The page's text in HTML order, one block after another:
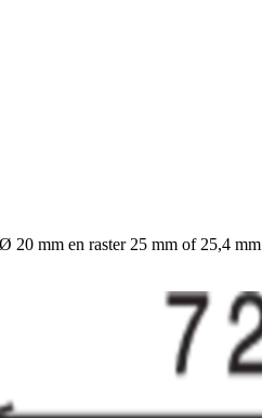
20 mm en raster 25 mm of 25,4 mm